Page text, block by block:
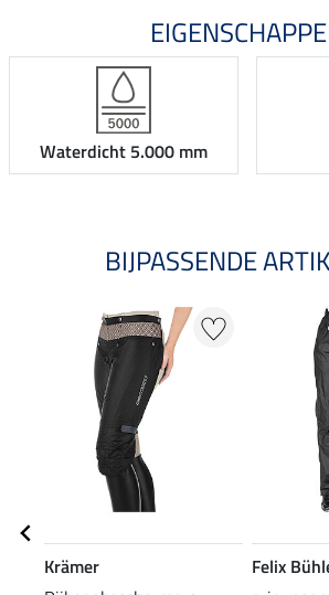
Waterdicht 5.000 mm
BIJPASSENDE
Krämer
Felix